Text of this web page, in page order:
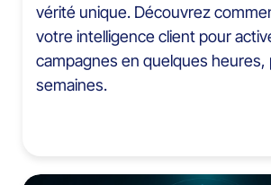
vérité unique. Découvrez
votre intelligence client pour
campagnes en quelques heures,
semaines.